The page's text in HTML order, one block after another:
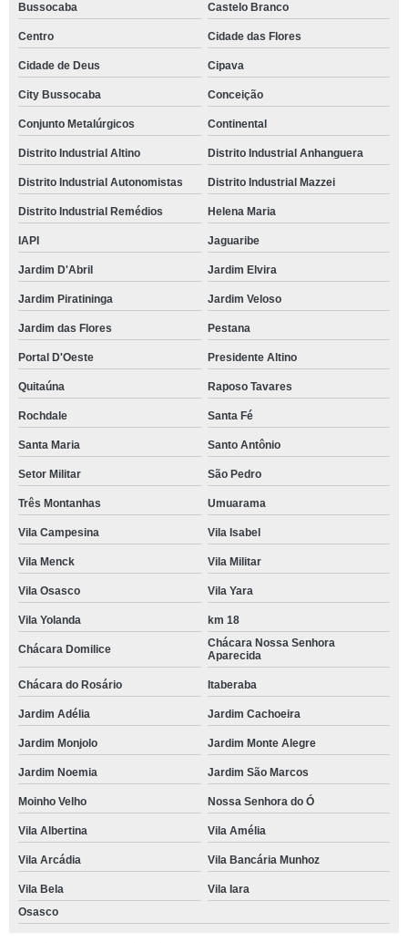
Bussocaba Castelo Branco
Centro Cidade das Flores
Cidade de Deus Cipava
City Bussocaba Conceição
Conjunto Metalúrgicos Continental
Distrito Industrial Altino Distrito Industrial Anhanguera
Distrito Industrial Autonomistas Distrito Industrial Mazzei
Distrito Industrial Remédios Helena Maria
IAPI Jaguaribe
Jardim D'Abril Jardim Elvira
Jardim Piratininga Jardim Veloso
Jardim das Flores Pestana
Portal D'Oeste Presidente Altino
Quitaúna Raposo Tavares
Rochdale Santa Fé
Santa Maria Santo Antônio
Setor Militar São Pedro
Três Montanhas Umuarama
Vila Campesina Vila Isabel
Vila Menck Vila Militar
Vila Osasco Vila Yara
Vila Yolanda km 18
Chácara Domilice
Chácara Nossa Senhora
Aparecida
Chácara do Rosário Itaberaba
Jardim Adélia Jardim Cachoeira
Jardim Monjolo Jardim Monte Alegre
Jardim Noemia Jardim São Marcos
Moinho Velho Nossa Senhora do Ó
Vila Albertina Vila Amélia
Vila Arcádia Vila Bancária Munhoz
Vila Bela
Vila Iara
Osasco